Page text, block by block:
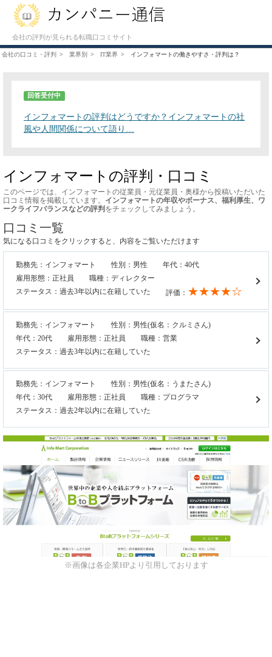
会社の評判が見られる転職口コミサイト
会社の口コミ・評判 業界別 IT業界 インフォマートの働きやすさ・評判は？
回答受付中
インフォマートの評判はどうですか？インフォマートの社
風や人間関係について語り…
インフォマートの評判・口コミ
このページでは、インフォマートの従業員・元従業員・奥様から投稿いただいた
口コミ情報を掲載しています。 インフォマートの年収やボーナス、福利厚生、ワ
ークライフバランスなどの評判 をチェックしてみましょう。
口コミ一覧
気になる口コミをクリックすると、内容をご覧いただけます
勤務先：インフォマート 性別：男性
年代：40代
雇用形態：正社員
職種：ディレクター
ステータス：過去3年以内に在籍していた
評価： ★★★★☆
勤務先：インフォマート
性別：男性(仮名：クルミさん)
年代：20代
雇用形態：正社員
職種：営業
ステータス：過去3年以内に在籍していた
勤務先：インフォマート
性別：男性(仮名：うまたさん)
年代：30代
雇用形態：正社員
職種：プログラマ
ステータス：過去2年以内に在籍していた
※画像は各企業HPより引用しております